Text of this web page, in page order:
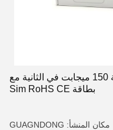
نقطة اتصال واي فاي متنقلة بسرعة 150 ميجابت في الثانية مع
بطاقة Sim RoHS CE
مكان المنشأ: GUAGNDONG